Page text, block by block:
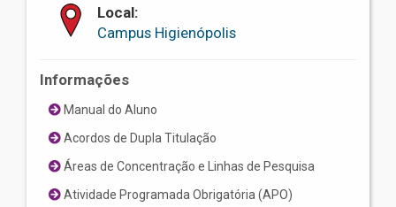
Local:
Campus Higienópolis
Informações
Manual do Aluno
Acordos de Dupla Titulação
Áreas de Concentração e Linhas de Pesquisa
Atividade Programada Obrigatória (APO)